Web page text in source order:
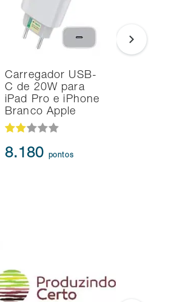
Carregador USB-
C de 20W para
iPad Pro e iPhone
Branco Apple
8.180 pontos